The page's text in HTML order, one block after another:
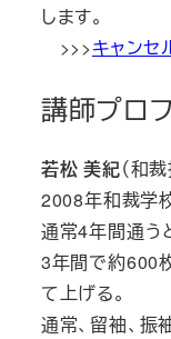
します。
>>>キャンセ
講師プロ
若松 美紀（和
2008年和裁学
通常4年間通う
3年間で約600
て上げる。
通常、留袖、振